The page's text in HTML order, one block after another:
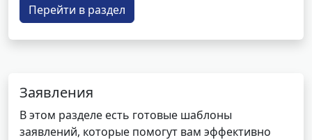
Перейти в раздел
Заявления
В этом разделе есть готовые шаблоны
заявлений, которые помогут вам эффективно